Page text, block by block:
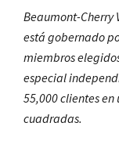
Beaumont-Cherry
está gobernado
miembros
especial
55,000 clientes
cuadradas.